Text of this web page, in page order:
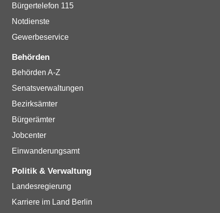
Bürgertelefon 115
Notdienste
Gewerbeservice
Behörden
Behörden A-Z
Senatsverwaltungen
Bezirksämter
Bürgerämter
Jobcenter
Einwanderungsamt
Politik & Verwaltung
Landesregierung
Karriere im Land Berlin